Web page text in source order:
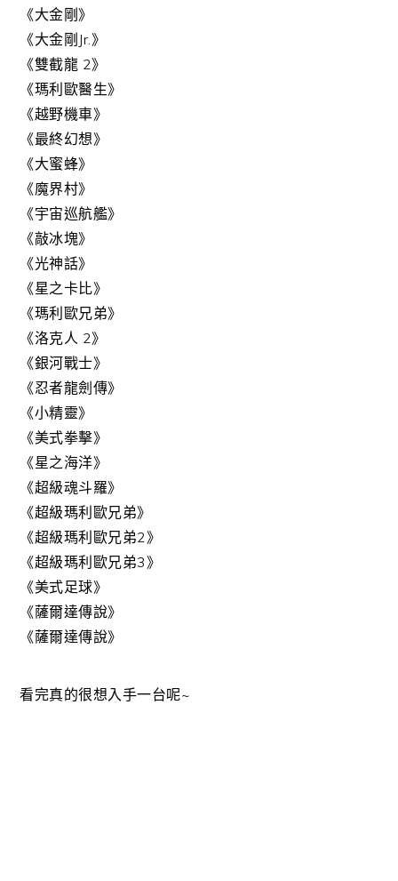
《大金剛》
《大金剛Jr.》
《雙截龍 2》
《瑪利歐醫生》
《越野機車》
《最終幻想》
《大蜜蜂》
《魔界村》
《宇宙巡航艦》
《敲冰塊》
《光神話》
《星之卡比》
《瑪利歐兄弟》
《洛克人 2》
《銀河戰士》
《忍者龍劍傳》
《小精靈》
《美式拳擊》
《星之海洋》
《超級魂斗羅》
《超級瑪利歐兄弟》
《超級瑪利歐兄弟2》
《超級瑪利歐兄弟3》
《美式足球》
《薩爾達傳說》
《薩爾達傳說》
看完真的很想入手一台呢~